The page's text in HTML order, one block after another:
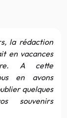
la rédaction
en vacances
A cette
en avons
quelques
souvenirs